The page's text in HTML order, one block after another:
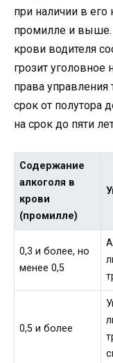
при наличии в его
промилле и выше.
крови водителя
грозит
права
срок от полутора
на срок до пяти
Содержание
алкоголя в
крови
(промилле)
0,3 и более, но
менее 0,5
0,5 и более